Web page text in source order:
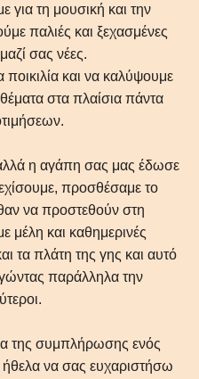
τη μουσική και την
παλιές και ξεχασμένες
σας νέες.
και να καλύψουμε
στα πλαίσια πάντα
η αγάπη σας μας έδωσε
προσθέσαμε το
να προστεθούν στη
μέλη και καθημερινές
τα πλάτη της γης και αυτό
παράλληλα την
της συμπλήρωσης ενός
ήθελα να σας ευχαριστήσω